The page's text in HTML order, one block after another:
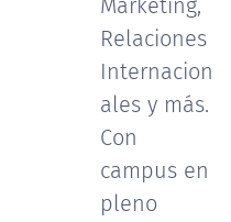
Marketing,
Relaciones
Internacion
ales y más.
Con
campus en
pleno